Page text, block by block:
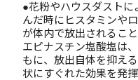
●花粉やハウスダスト
んだ時にヒスタミンや
が体内で放出されること
エピナスチン塩酸塩は
もに、放出自体を抑え
状にすぐれた効果を発揮